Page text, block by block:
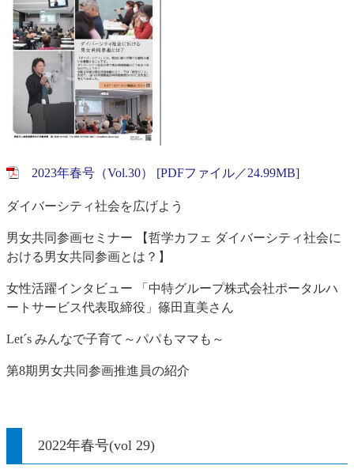
2023年春号（Vol.30） [PDFファイル／24.99MB]
ダイバーシティ社会を広げよう
男女共同参画セミナー 【哲学カフェ ダイバーシティ社会に
おける男女共同参画とは？】
女性活躍インタビュー 「中特グループ株式会社ポータルハ
ートサービス代表取締役」篠田直美さん
Let´s みんなで子育て～パパもママも～
第8期男女共同参画推進員の紹介
2022年春号(vol 29)